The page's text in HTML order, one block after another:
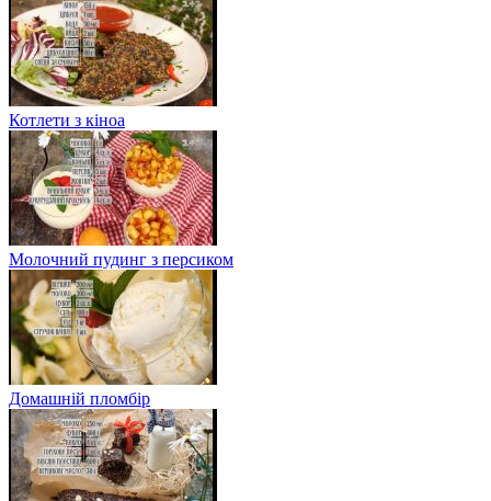
Котлети з кіноа
Молочний пудинг з персиком
Домашній пломбір